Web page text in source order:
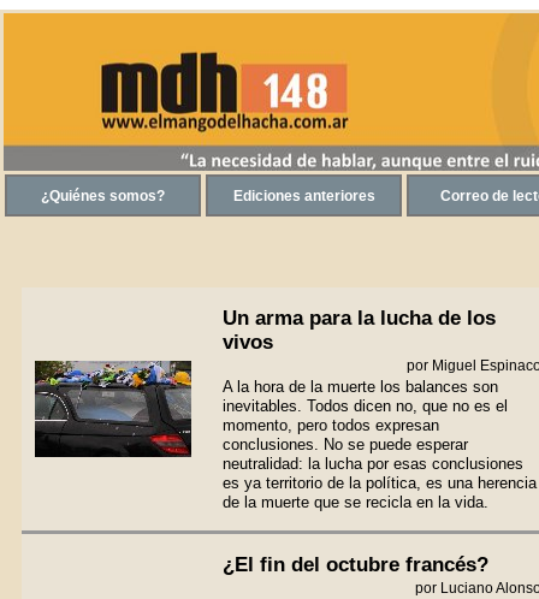
Un arma para la lucha de los
vivos
por Miguel
A la hora de la muerte los balances son
inevitables. Todos dicen no, que no es el
momento, pero todos expresan
conclusiones. No se puede esperar
neutralidad: la lucha por esas conclusiones
es ya territorio de la política, es una herencia
de la muerte que se recicla en la vida.
¿El fin del octubre francés?
por Luciano